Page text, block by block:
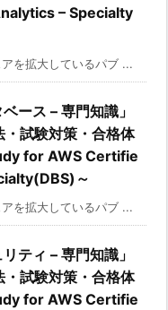
– Specialty
を拡大しているパブ ...
ース – 専門知識」
試験対策・合格体
for AWS Certifie
～
を拡大しているパブ ...
ティ – 専門知識」
試験対策・合格体
for AWS Certifie